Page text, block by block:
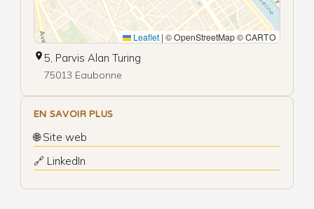
Leaflet | © OpenStreetMap © CARTO
5, Parvis Alan Turing
75013 Eaubonne
EN SAVOIR PLUS
🌐 Site web
🔗 LinkedIn